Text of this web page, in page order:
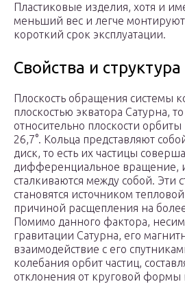
Пластиковые изделия, хотя и
меньший вес и легче
короткий срок эксплуатации.
Свойства и структура
Плоскость обращения системы
плоскостью экватора Сатурна,
относительно плоскости
26,7°. Кольца представляют
диск, то есть их частицы
дифференциальное вращение,
сталкиваются между собой. Эти
становятся источником
причиной расщепления на
Помимо данного фактора,
гравитации Сатурна, его
взаимодействие с его
колебания орбит частиц,
отклонения от круговой формы